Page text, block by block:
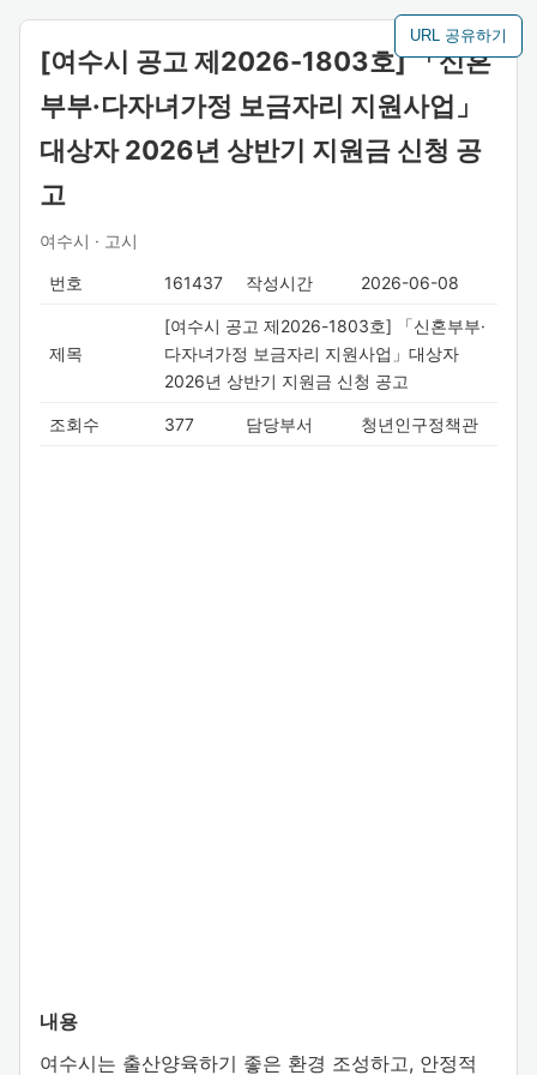
URL 공유하기
[여수시 공고 제2026-1803호] 「신혼
부부·다자녀가정 보금자리 지원사업」
대상자 2026년 상반기 지원금 신청 공
고
여수시 · 고시
번호 161437 작성시간 2026-06-08
제목
[여수시 공고 제2026-1803호] 「신혼부부·
다자녀가정 보금자리 지원사업」대상자
2026년 상반기 지원금 신청 공고
조회수 377 담당부서 청년인구정책관
내용
여수시는 출산양육하기 좋은 환경 조성하고, 안정적